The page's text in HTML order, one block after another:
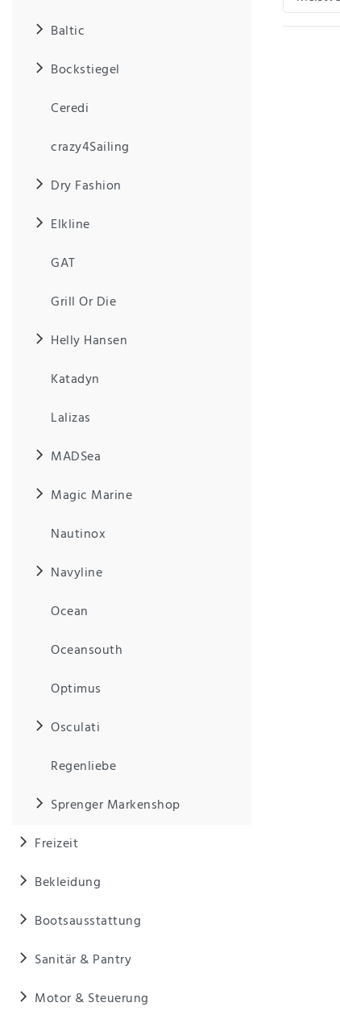
Baltic
Bockstiegel
Ceredi
crazy4Sailing
Dry Fashion
Elkline
GAT
Grill Or Die
Helly Hansen
Katadyn
Lalizas
MADSea
Magic Marine
Nautinox
Navyline
Ocean
Oceansouth
Optimus
Osculati
Regenliebe
Sprenger Markenshop
Freizeit
Bekleidung
Bootsausstattung
Sanitär & Pantry
Motor & Steuerung
Hiermit
bestätige
ich, dass
Daten­
erklärung
habe.
Anf
rag
sen
n